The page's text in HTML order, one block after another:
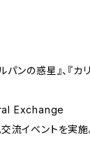
ンの惑星』、『カ
Exchange
流イベントを実施